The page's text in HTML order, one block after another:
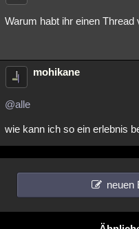
Warum habt ihr einen
mohikane
@alle
wie kann ich so ein erlebnis
neuen